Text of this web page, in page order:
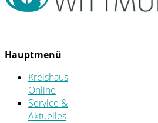
Hauptmenü
Kreishaus
Online
Service &
Aktuelles